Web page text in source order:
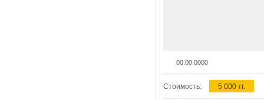
00.00.0000
Стоимость: 5 000 тг.